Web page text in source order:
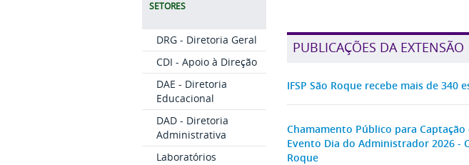
SETORES
DRG - Diretoria Geral
CDI - Apoio à Direção
DAE - Diretoria
Educacional
DAD - Diretoria
Administrativa
Laboratórios
PUBLICAÇÕES DA EXTENSÃO
IFSP São Roque recebe mais de
Chamamento Público para Captação
Evento Dia do Administrador 2026 -
Roque